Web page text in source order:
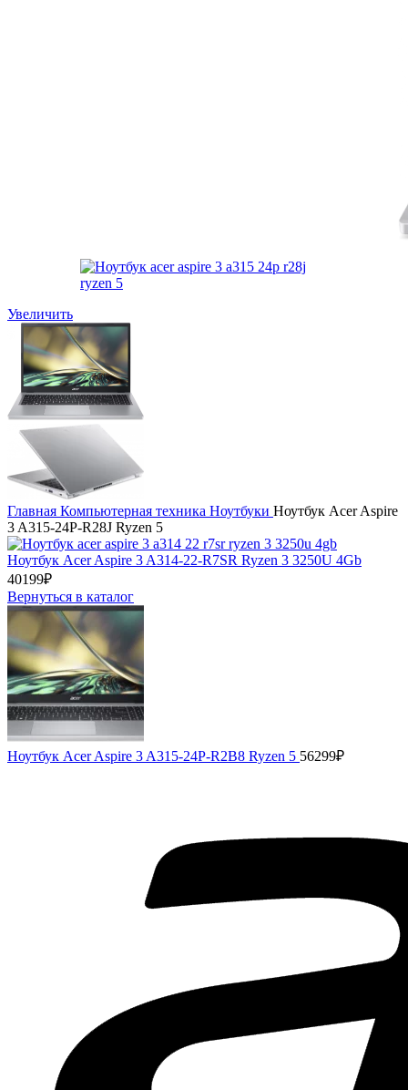
Увеличить
Главная Компьютерная техника Ноутбуки Ноутбук Acer Aspire
3 A315-24P-R28J Ryzen 5
Ноутбук Acer Aspire 3 A314-22-R7SR Ryzen 3 3250U 4Gb
40199₽
Вернуться в каталог
Ноутбук Acer Aspire 3 A315-24P-R2B8 Ryzen 5 56299₽